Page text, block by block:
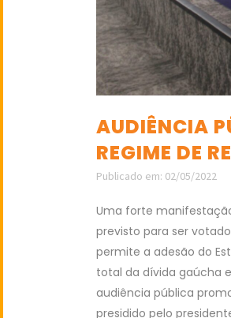
AUDIÊNCIA
REGIME DE
Publicado em: 02/05/2022
Uma forte
previsto para ser
permite a adesão do
total da dívida gaúcha
audiência pública
presidido pelo